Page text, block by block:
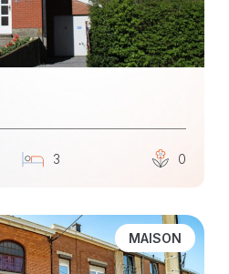
3 0
MAISON